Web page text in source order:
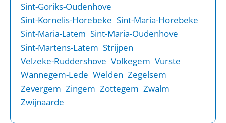
Sint-Goriks-Oudenhove
Sint-Kornelis-Horebeke Sint-Maria-Horebeke
Sint-Maria-Latem Sint-Maria-Oudenhove
Sint-Martens-Latem Strijpen
Velzeke-Ruddershove Volkegem Vurste
Wannegem-Lede Welden Zegelsem
Zevergem Zingem Zottegem Zwalm
Zwijnaarde